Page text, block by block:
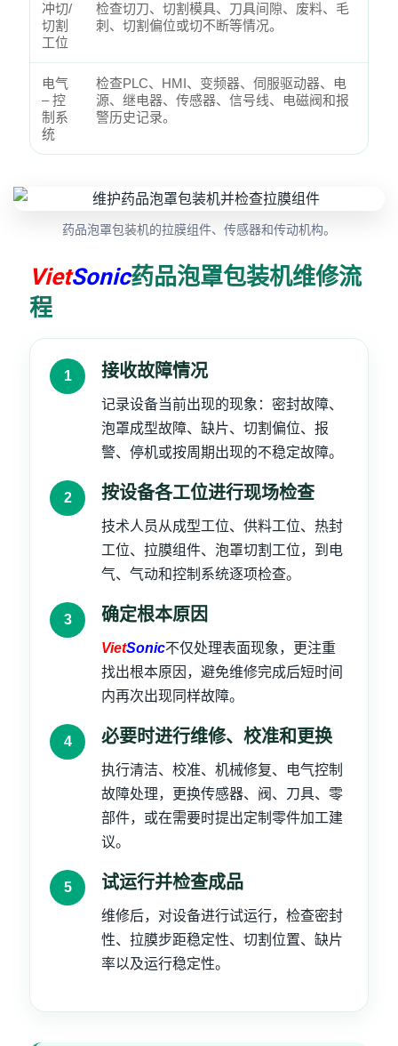
冲切/
切割
工位
检查切刀、切割模具、刀具间隙、废料、毛
刺、切割偏位或切不断等情况。
电气
– 控
制系
统
检查PLC、HMI、变频器、伺服驱动器、电
源、继电器、传感器、信号线、电磁阀和报
警历史记录。
药品泡罩包装机的拉膜组件、传感器和传动机构。
VietSonic药品泡罩包装机维修流
程
接收故障情况
记录设备当前出现的现象：密封故障、
泡罩成型故障、缺片、切割偏位、报
警、停机或按周期出现的不稳定故障。
按设备各工位进行现场检查
技术人员从成型工位、供料工位、热封
工位、拉膜组件、泡罩切割工位，到电
气、气动和控制系统逐项检查。
确定根本原因
VietSonic不仅处理表面现象，更注重
找出根本原因，避免维修完成后短时间
内再次出现同样故障。
必要时进行维修、校准和更换
执行清洁、校准、机械修复、电气控制
故障处理，更换传感器、阀、刀具、零
部件，或在需要时提出定制零件加工建
议。
试运行并检查成品
维修后，对设备进行试运行，检查密封
性、拉膜步距稳定性、切割位置、缺片
率以及运行稳定性。